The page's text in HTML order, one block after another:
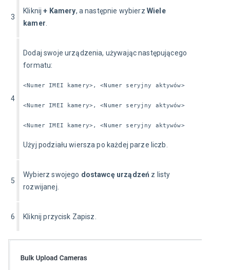
3
Kliknij + Kamery, a następnie wybierz Wiele
kamer.
4
Dodaj swoje urządzenia, używając następującego
formatu:
<Numer IMEI kamery>, <Numer seryjny aktywów>
<Numer IMEI kamery>, <Numer seryjny aktywów>
<Numer IMEI kamery>, <Numer seryjny aktywów>
Użyj podziału wiersza po każdej parze liczb.
5
Wybierz swojego dostawcę urządzeń z listy
rozwijanej.
6 Kliknij przycisk Zapisz.